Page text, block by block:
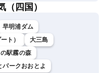
四国）
早明浦ダム
ト）
大三島
駅霧の森
パークおおとよ